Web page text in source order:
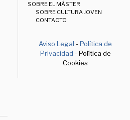
SOBRE EL MÁSTER
SOBRE CULTURA JOVEN
CONTACTO
Aviso Legal -Política de
Privacidad - Política de
Cookies